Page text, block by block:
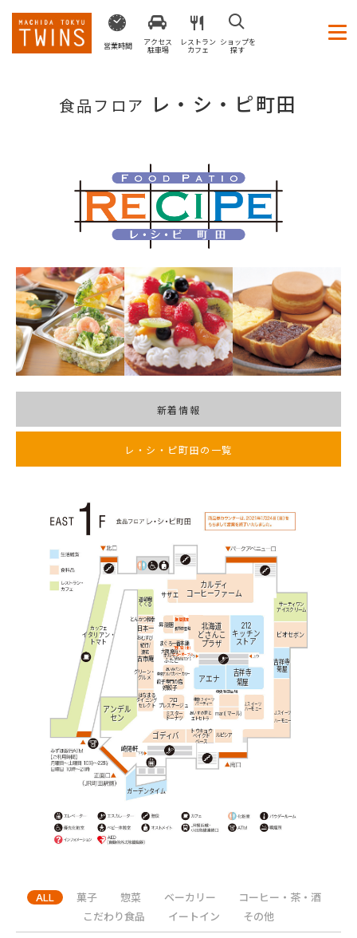
営業時間
アクセス
駐車場
レストラン
カフェ
ショップを
探す
食品フロア レ・シ・ピ町田
新着情報
レ・シ・ピ町田の一覧
アエナ
アンデル
セン
大阪焼肉・
ホルモン
ふたご
おむすび
紀行/
浪花
古市庵
カッフェ
イタリアン・
トマト
カルディ
コーヒーファーム
ガーデンタイム
吉祥寺
菊屋
吉祥寺
菊屋
崎陽軒
餃子専門の店
好餃子
グリーン・
グルメ
ゴディバ
サザエ
あいみパン/
東京アルパカベーカリー
サーティワン
アイスクリーム
昇龍園
期間限定
長万部星和
7月17日（金）
ニューオープン
MOMI&TOY'S
212
キッチン
ストア
トウキョウ
ベイクド
ベース
とんかつ和幸
道頓堀
くくる
日本一
はなまる
ダイニング
セレクト
ビオセボン
フロ
プレステージュ
北海道
どさんこ
プラザ
まぐろ一番本舗
ミスター
ドーナツ
ルピシア
東京スイーツ
パーティー
中央特設会場
marl(マール)
あいすの家と
エトセトラ
J.スイーツ
ハーモニー
J.スイーツ
ハーモニー
ALL 菓子 惣菜 ベーカリー
コーヒー・茶・酒
こだわり食品
イートイン その他